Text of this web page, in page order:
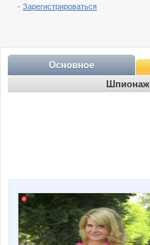
- Зарегистрироваться
Основное
Шпионаж